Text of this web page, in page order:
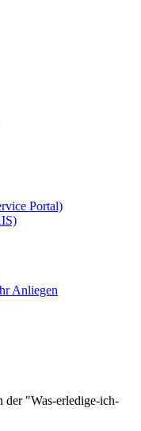
Portal)
Anliegen
der "Was-erledige-ich-